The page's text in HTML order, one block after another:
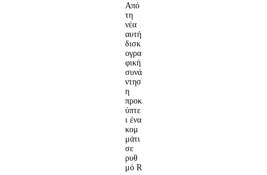
Από
τη
νέα
αυτή
δισκ
ογρα
φική
συνά
ντησ
η
προκ
ύπτε
ι ένα
κομ
μάτι
σε
ρυθ
μό R